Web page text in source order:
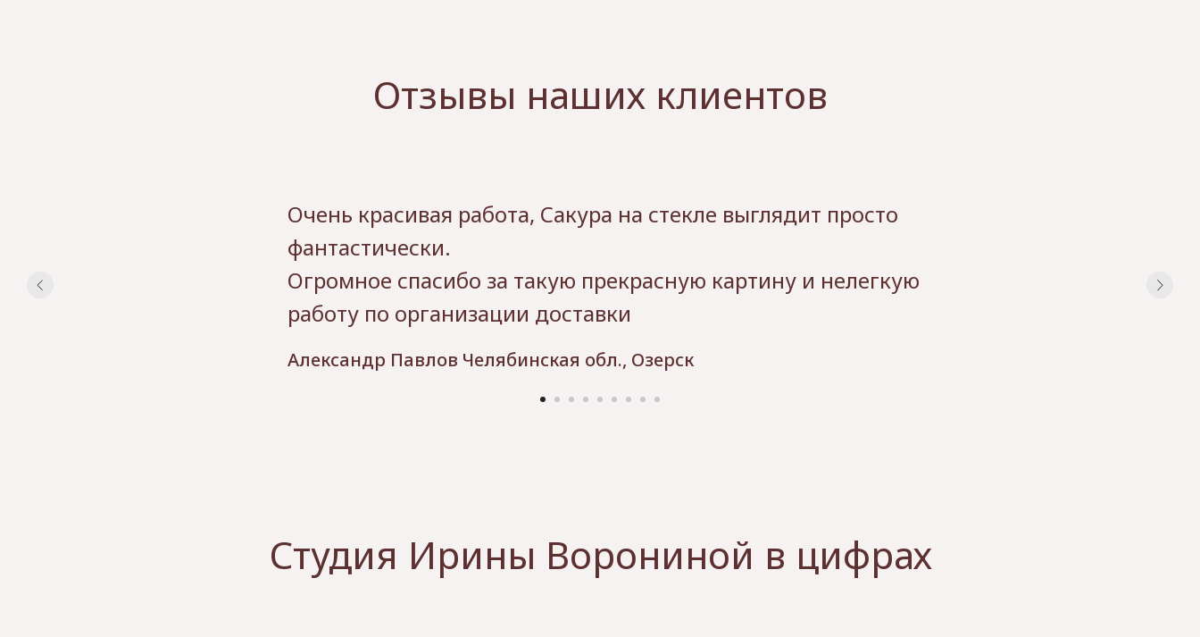
Отзывы наших клиентов
Очень красивая работа, Сакура на стекле выглядит просто
фантастически.
Огромное спасибо за такую прекрасную картину и нелегкую
работу по организации доставки
Александр Павлов Челябинская обл., Озерск
Студия Ирины Ворониной в цифрах